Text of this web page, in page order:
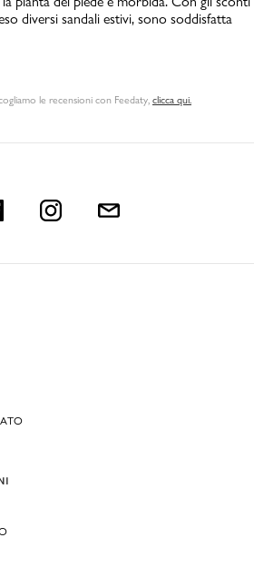
diversi sandali estivi, sono soddisfatta
le recensioni con Feedaty clicca qui.